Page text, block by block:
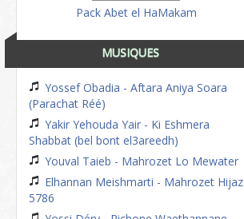
Pack Abet el HaMakam
MUSIQUES
Yossef Obadia - Aftara Aniya Soara
(Parachat Réé)
Yakir Yehouda Yair - Ki Eshmera
Shabbat (bel bont el3areedh)
Youval Taieb - Mahrozet Lo Mewater
Elhannan Meishmarti - Mahrozet Hijaz
5786